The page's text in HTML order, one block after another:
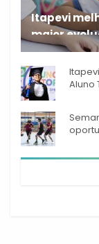
Itapevi
maior
A rede
Aluno